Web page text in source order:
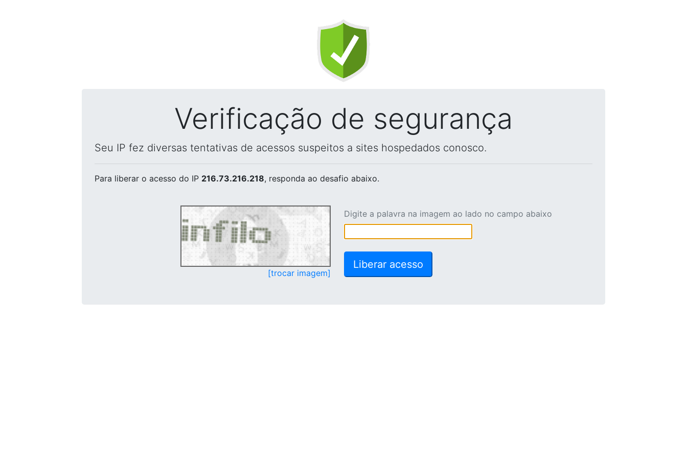
Verificação de segurança
Seu IP fez diversas tentativas de acessos suspeitos a sites hospedados conosco.
Para liberar o acesso do IP 216.73.216.218, responda ao desafio abaixo.
[trocar imagem]
Digite a palavra na imagem ao lado no campo abaixo